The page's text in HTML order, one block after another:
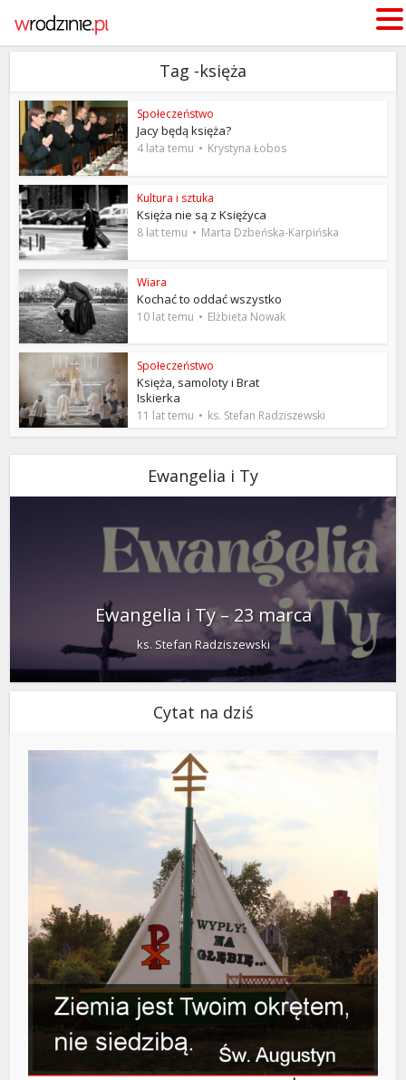
Tag -księża
Społeczeństwo
Jacy będą księża?
4 lata temu Krystyna Łobos
Kultura i sztuka
Księża nie są z Księżyca
8 lat temu Marta Dzbeńska-Karpińska
Wiara
Kochać to oddać wszystko
10 lat temu Elżbieta Nowak
Społeczeństwo
Księża, samoloty i Brat
Iskierka
11 lat temu ks. Stefan Radziszewski
Ewangelia i Ty
Ewangelia i Ty – 23 marca
ks. Stefan Radziszewski
Cytat na dziś